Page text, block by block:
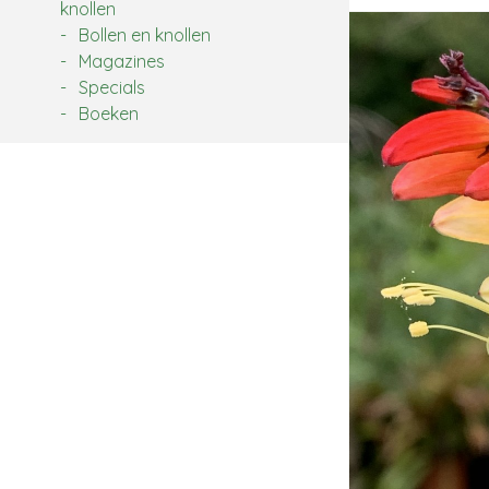
knollen
Bollen en knollen
Magazines
Specials
Boeken
Zoek: